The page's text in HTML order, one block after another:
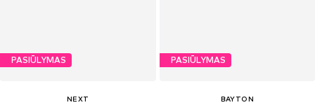
PASIŪLYMAS
NEXT
PASIŪLYMAS
BAYTON